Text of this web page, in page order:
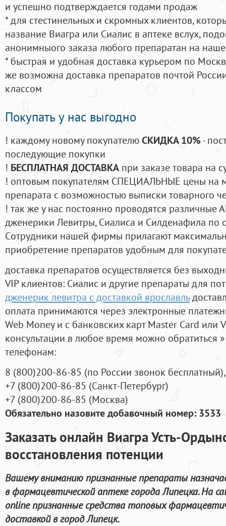
и успешно подтверждается годами продаж
* для стестинельных и скромных клиентов,
название Виагра или Сиалис в аптеке вслух,
анонимныого заказа любого препаратан на
* быстрая и удобная доставка курьером по
же возможна доставка препаратов почтой
классом
Покупать у нас выгодно
! каждому новому покупателюСКИДКА 10%-
последующие покупки
! БЕСПЛАТНАЯ ДОСТАВКА при заказе товара на
! оптовым покупателям СПЕЦИАЛЬНЫЕ цены на
препарата с возможностью выписки товарного
! так же у нас постоянно проводятся
дженерики Левитры, Сиалиса и Силденафила по
Cотрудники нашей фирмы прилагают
приобретение препаратов удобным для
доставка препаратов осуществляется без
VIP клиентов: Сиалис и другие препараты для
дженерик левитра с доставкой ярославль
оплата принимаются через электронные
Web Money и с банковских карт Master Card или
консультации в любое время можно обратиться
телефонам:
8 (800)200-86-85 (по России звонок бесплатный),
+7 (800)200-86-85 (Санкт-Петербург)
+7 (800)200-86-85 (Москва)
Обязательно назовите добавочный номер: 3533
Заказать онлайн Виагра Усть-
восстановления потенции
Вашему вниманию признанные препараты
в фармацевтической аптеке города Липецка. На
online признанные средства топовых
доставкой в город Липецк.